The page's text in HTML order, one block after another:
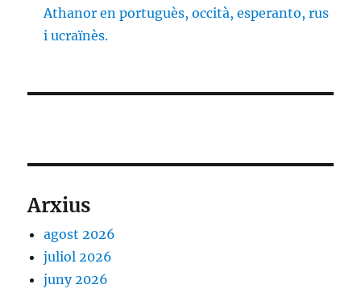
Athanor en portuguès, occità, esperanto, rus
i ucraïnès.
Arxius
agost 2026
juliol 2026
juny 2026